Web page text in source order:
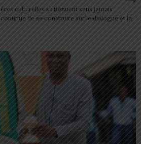
culturelles s’atténuent sans jamais
continue de se construire sur le dialogue et la